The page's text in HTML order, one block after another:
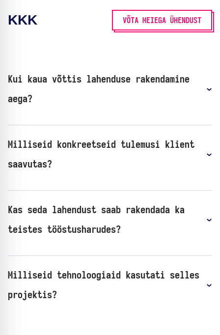
KKK VÕTA MEIEGA ÜHENDUST
Kui kaua võttis lahenduse rakendamine
aega?
Milliseid konkreetseid tulemusi klient
saavutas?
Kas seda lahendust saab rakendada ka
teistes tööstusharudes?
Milliseid tehnoloogiaid kasutati selles
projektis?